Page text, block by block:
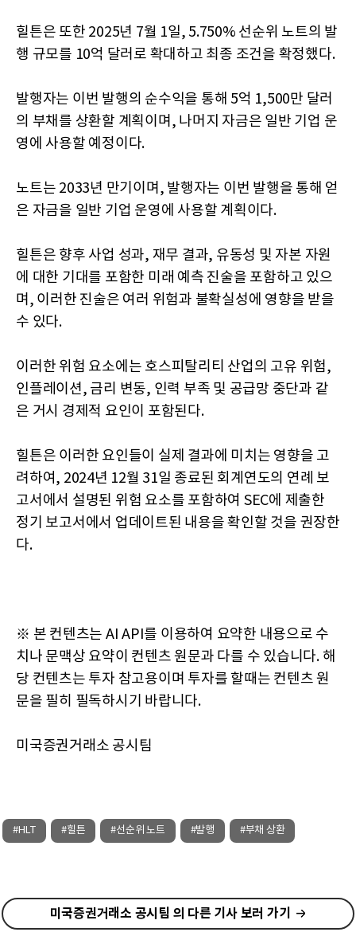
힐튼은 또한 2025년 7월 1일, 5.750% 선순위 노트의 발
행 규모를 10억 달러로 확대하고 최종 조건을 확정했다.
발행자는 이번 발행의 순수익을 통해 5억 1,500만 달러
의 부채를 상환할 계획이며, 나머지 자금은 일반 기업 운
영에 사용할 예정이다.
노트는 2033년 만기이며, 발행자는 이번 발행을 통해 얻
은 자금을 일반 기업 운영에 사용할 계획이다.
힐튼은 향후 사업 성과, 재무 결과, 유동성 및 자본 자원
에 대한 기대를 포함한 미래 예측 진술을 포함하고 있으
며, 이러한 진술은 여러 위험과 불확실성에 영향을 받을
수 있다.
이러한 위험 요소에는 호스피탈리티 산업의 고유 위험,
인플레이션, 금리 변동, 인력 부족 및 공급망 중단과 같
은 거시 경제적 요인이 포함된다.
힐튼은 이러한 요인들이 실제 결과에 미치는 영향을 고
려하여, 2024년 12월 31일 종료된 회계연도의 연례 보
고서에서 설명된 위험 요소를 포함하여 SEC에 제출한
정기 보고서에서 업데이트된 내용을 확인할 것을 권장한
다.
※ 본 컨텐츠는 AI API를 이용하여 요약한 내용으로 수
치나 문맥상 요약이 컨텐츠 원문과 다를 수 있습니다. 해
당 컨텐츠는 투자 참고용이며 투자를 할때는 컨텐츠 원
문을 필히 필독하시기 바랍니다.
미국증권거래소 공시팀
#HLT #힐튼 #선순위 노트 #발행 #부채 상환
미국증권거래소 공시팀 의 다른 기사 보러 가기